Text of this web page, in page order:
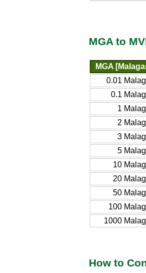
MGA to
MGA
0.01
0.1
1
2
3
5
10
20
50
100
1000
How to